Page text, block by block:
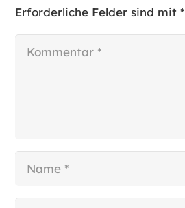
Erforderliche Felder sind mit*